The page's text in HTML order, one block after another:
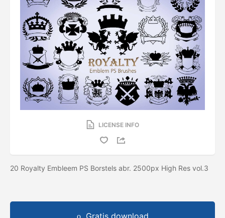
LICENSE INFO
20 Royalty Embleem PS Borstels abr. 2500px High Res vol.3
Gratis download